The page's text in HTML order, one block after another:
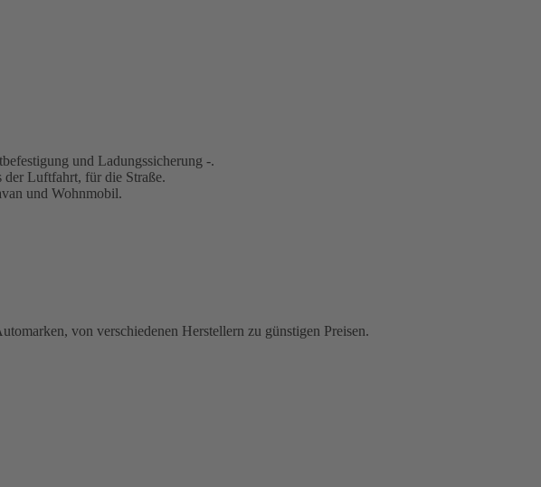
und Ladungssicherung -.
der Luftfahrt, für die Straße.
und Wohnmobil.
von verschiedenen Herstellern zu günstigen Preisen.